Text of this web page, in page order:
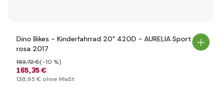
Dino Bikes - Kinderfahrrad 20" 420D - AURELIA Sport
rosa 2017
165,35 €
183,72 €(-10 %)
138,95 € ohne MwSt